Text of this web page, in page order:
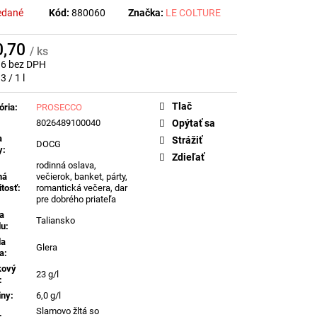
Kód: 880060 Značka: LE COLTURE
/ ks
bez DPH
/ 1 l
:
PROSECCO
8026489100040
:
DOCG
:
rodinná oslava,
večierok, banket, párty,
romantická večera, dar
pre dobrého priateľa
:
Taliansko
:
Glera
:
23 g/l
:
6,0 g/l
Slamovo žltá so
Tlač
Opýtať sa
Strážiť
Zdieľať
PROSECCO